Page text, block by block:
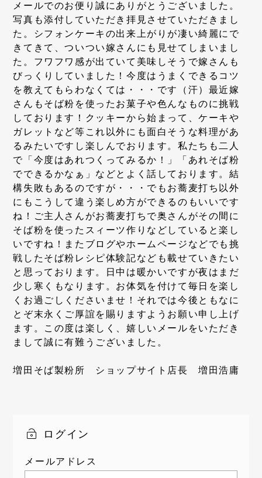
メールでのお便り誠にありがとうございました。
写真も添付していただき拝見させていただきまし
た。シフォンケーキの出来上がりが凄い綺麗にで
きてきて、ついつい嫁さんにも見せてしまいまし
た。フワフワ感が出ていて美味しそうで嫁さんも
びっくりしていました！今度はうまくできるコツ
を教えてもらわなくては・・・です（汗）最近嫁
さんもそば粉を使ったお菓子や色んなものに挑戦
しております！クッキーから始まって、ケーキや
ガレットなど等これ以外にも面白そうな料理があ
るみたいですし楽しんでおります。私たちも二人
で「今度はあれつくってみるか！」「あれそば粉
でできるかなぁ」などとよく話しております。結
構失敗もあるのですが・・・でもお蕎麦打ち以外
にもこうして違う楽しめ方ができるのもいいです
ね！ご主人さんがお蕎麦打ちで奥さんがその間に
そば粉を使ったスィーツ作りなどしていると楽し
いですね！またブログやホームページなどでも挑
戦したそば粉レシピ体験記なども載せていきたい
と思っております。日中は暖かいですが夜はまだ
少し寒くもなります。お体気を付けて毎日を楽し
くお過ごしくださいませ！それでは今後ともなに
とぞ末永くご厚誼を賜りますようお願い申し上げ
ます。この度は楽しく、嬉しいメールをいただき
まして誠に有難うございました。
増田そば製粉所 ショップサイト店長 増田浩庸
ログイン
メールアドレス